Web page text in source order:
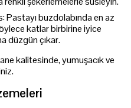
Pastayı buzdolabında en az
katlar birbirine iyice
düzgün çıkar.
kalitesinde, yumuşacık ve